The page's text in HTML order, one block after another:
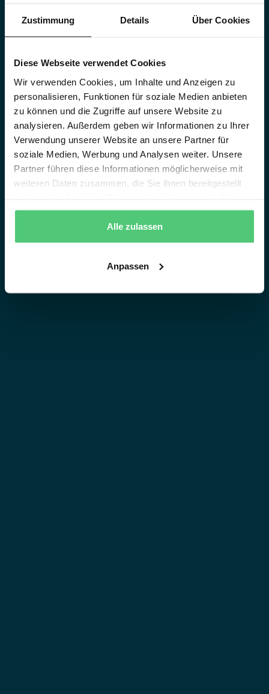
Zustimmung Details Über Cookies
Diese Webseite verwendet Cookies
Wir verwenden Cookies, um Inhalte und Anzeigen zu
personalisieren, Funktionen für soziale Medien anbieten
zu können und die Zugriffe auf unsere Website zu
analysieren. Außerdem geben wir Informationen zu Ihrer
Verwendung unserer Website an unsere Partner für
soziale Medien, Werbung und Analysen weiter. Unsere
Partner führen diese Informationen möglicherweise mit
weiteren Daten zusammen, die Sie ihnen bereitgestellt
gesammelt haben.
Alle zulassen
Anpassen